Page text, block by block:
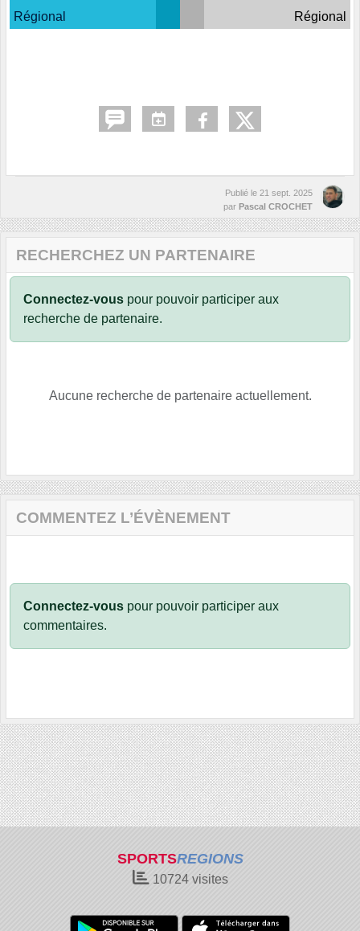
Régional
Régional
Publié le 21 sept. 2025
par Pascal CROCHET
RECHERCHEZ UN PARTENAIRE
Connectez-vous pour pouvoir participer aux
recherche de partenaire.
Aucune recherche de partenaire actuellement.
COMMENTEZ L’ÉVÈNEMENT
Connectez-vous pour pouvoir participer aux
commentaires.
SPORTSREGIONS
10724visites